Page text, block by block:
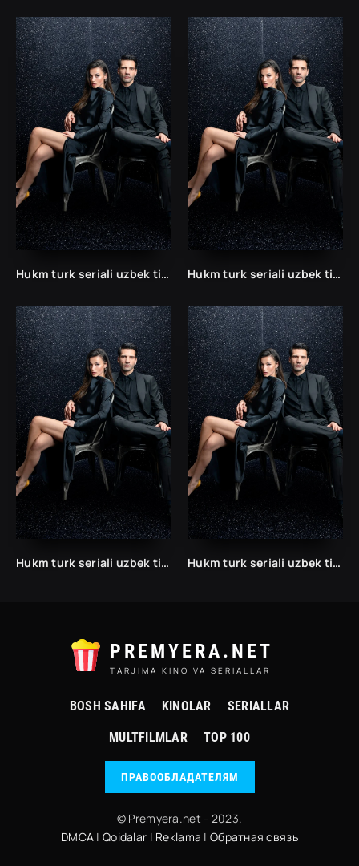
Hukm turk seriali uzbek tilida /Хукм турк сериали ўзбек тилида/ 203. 204. 205. 206. 207. 208. 209. 210. 211. 212. 213. 214. 215 barcha qismlari. Hukm turk seriali uzbek tilida /Хукм турк сериали ўзбек тилида/ 203. 204. 205. 206. 207. 208. 209. 210. 211. 212. 213. 214. 215 barcha qismlari.
Hukm turk seriali uzbek tilida /Хукм турк сериали ўзбек тилида/ 203. 204. 205. 206. 207. 208. 209. 210. 211. 212. 213. 214. 215 barcha qismlari. Hukm turk seriali uzbek tilida /Хукм турк сериали ўзбек тилида/ 203. 204. 205. 206. 207. 208. 209. 210. 211. 212. 213. 214. 215 barcha qismlari.
PREMYERA.NET
TARJIMA KINO VA SERIALLAR
BOSH SAHIFA KINOLAR SERIALLAR
MULTFILMLAR TOP 100
ПРАВООБЛАДАТЕЛЯМ
© Premyera.net - 2023.
DMCA |Qoidalar | Reklama | Обратная связь